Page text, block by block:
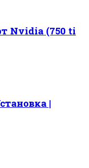
Nvidia (750 ti
|